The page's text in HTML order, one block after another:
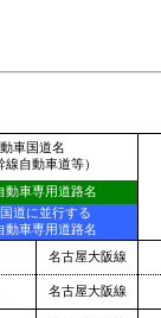
車国道名
線自動車道等）
動車専用道路名
道に並行する
動車専用道路名
名古屋大阪線
名古屋大阪線